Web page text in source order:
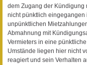
dem Zugang der Kündigung
nicht pünktlich eingegangen
unpünktlichen
Abmahnung mit
Vermieters in eine
Umstände liegen hier nicht
reagiert und sein Verhalten